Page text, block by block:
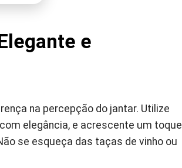
e
na percepção do jantar. Utilize
elegância, e acrescente um toque
se esqueça das taças de vinho ou